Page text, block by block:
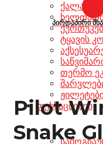
ქალაქის
ტყავის
თერმო
ფეხსაცმელი
პირდაპირი
Pilot
Snake